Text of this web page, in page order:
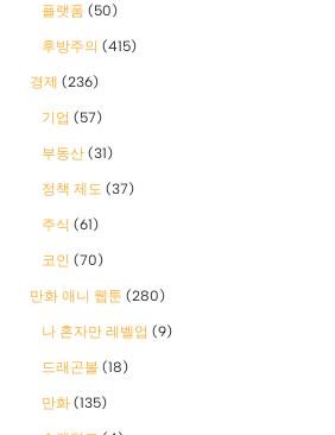
플랫폼 (50)
후방주의 (415)
경제 (236)
기업 (57)
부동산 (31)
정책 제도 (37)
주식 (61)
코인 (70)
만화 애니 웹툰 (280)
나 혼자만 레벨업 (9)
드래곤볼 (18)
만화 (135)